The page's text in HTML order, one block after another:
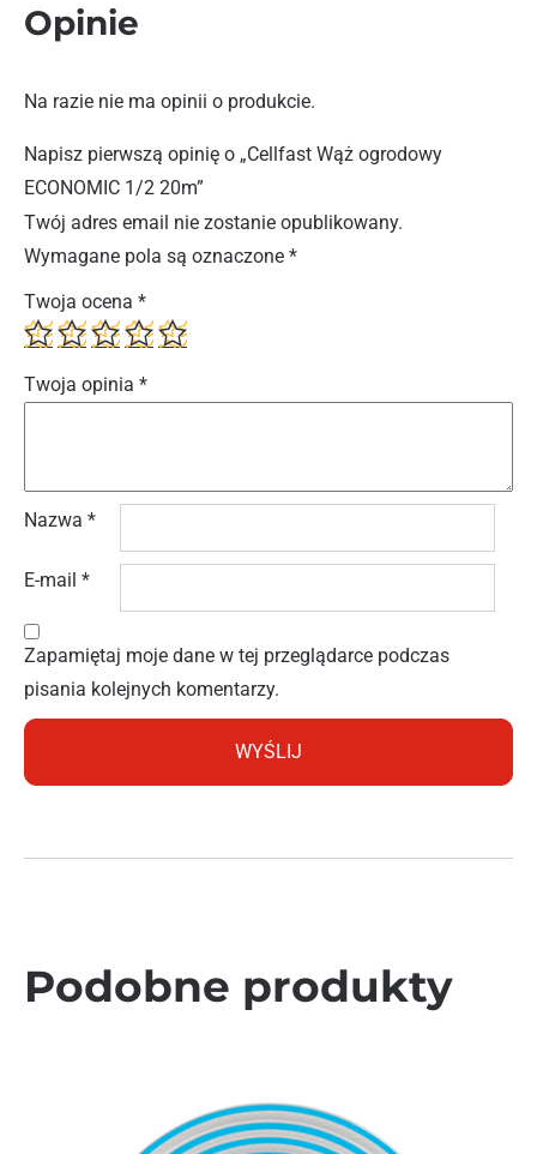
Opinie
Na razie nie ma opinii o produkcie.
Napisz pierwszą opinię o „Cellfast Wąż ogrodowy
ECONOMIC 1/2 20m”
Twój adres email nie zostanie opublikowany.
Wymagane pola są oznaczone *
Twoja ocena *
Twoja opinia *
Nazwa *
E-mail *
Zapamiętaj moje dane w tej przeglądarce podczas
pisania kolejnych komentarzy.
Podobne produkty